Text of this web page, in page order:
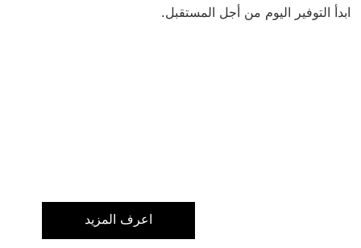
ابدأ التوفير اليوم من أجل المستقبل.
اعرف المزيد
اعرف المزيد عن حساب الادخار